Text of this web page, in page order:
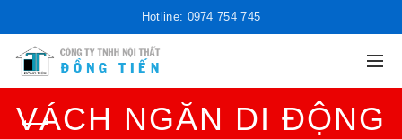
Hotline: 0974 754 745
VÁCH NGĂN DI ĐỘNG